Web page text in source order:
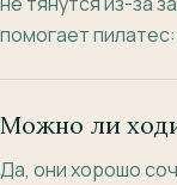
помогает
Можно ли
Да, они хорошо